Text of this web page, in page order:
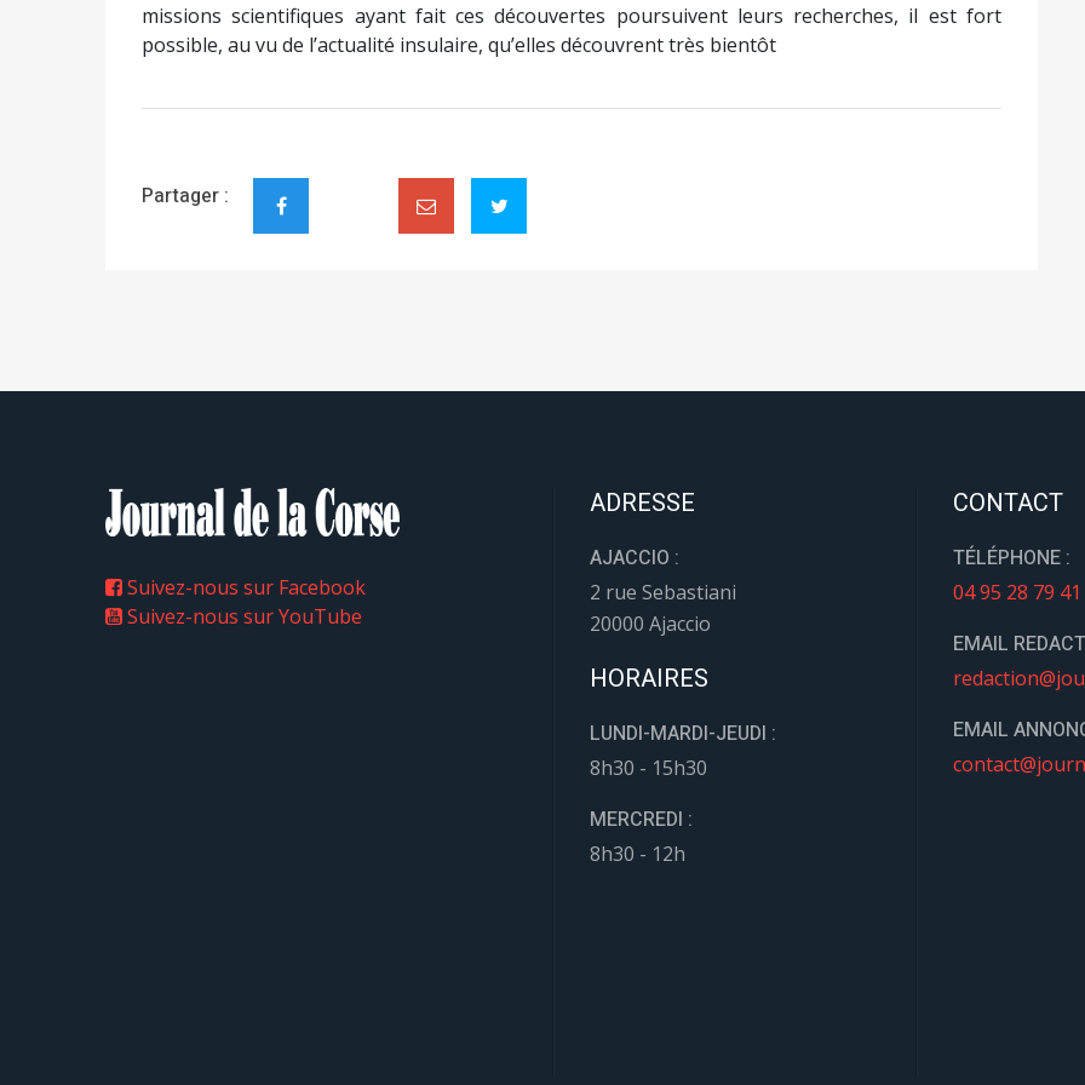
missions scientifiques ayant fait ces découvertes poursuivent leurs recherches, il est fort
possible, au vu de l’actualité insulaire, qu’elles découvrent très bientôt
Partager :
Suivez-nous sur Facebook
Suivez-nous sur YouTube
ADRESSE
AJACCIO :
2 rue Sebastiani
20000 Ajaccio
HORAIRES
LUNDI-MARDI-JEUDI :
8h30 - 15h30
MERCREDI :
8h30 - 12h
CONTACT
TÉLÉPHONE :
04 95 28 79 41
EMAIL
EMAIL